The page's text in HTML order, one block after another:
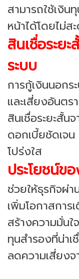
สามารถใช้เงิน
หน้าได้โดยไม่ส
สินเชื่อระย
ระบบ
การกู้เงินนอก
และเสี่ยงอันตร
สินเชื่อระยะสั้
ดอกเบี้ยชัดเจ
โปร่งใส
ประโยชน์ข
ช่วยให้ธุรกิจผ่า
เพิ่มโอกาสการ
สร้างความมั่นใ
ทุนสำรองที่น่าเ
ลดความเสี่ยง